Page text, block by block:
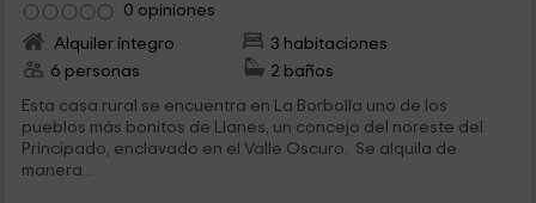
0 opiniones
Alquiler íntegro
3 habitaciones
6 personas
2 baños
Esta casa rural se encuentra en La Borbolla uno de los
pueblos más bonitos de Llanes, un concejo del noreste del
Principado, enclavado en el Valle Oscuro. Se alquila de
manera...